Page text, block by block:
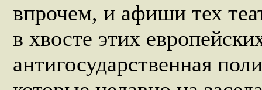
впрочем, и афиши тех
в хвосте этих
антигосударственная